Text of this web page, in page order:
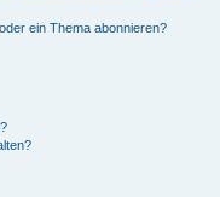
ein Thema abonnieren?